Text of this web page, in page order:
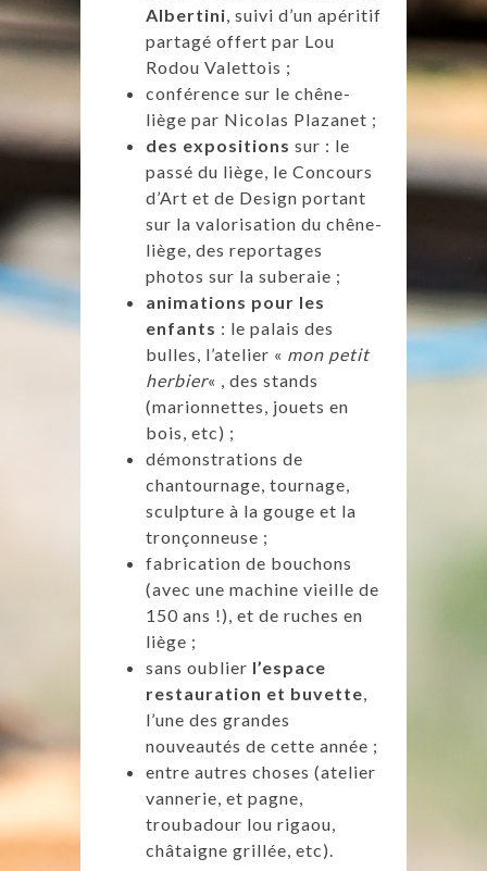
Albertini , suivi d’un apéritif
partagé offert par Lou
Rodou Valettois ;
conférence sur le chêne-
liège par Nicolas Plazanet ;
des expositions sur : le
passé du liège, le Concours
d’Art et de Design portant
sur la valorisation du chêne-
liège, des reportages
photos sur la suberaie ;
animations pour les
enfants : le palais des
bulles, l’atelier « mon petit
herbier« , des stands
(marionnettes, jouets en
bois, etc) ;
démonstrations de
chantournage, tournage,
sculpture à la gouge et la
tronçonneuse ;
fabrication de bouchons
(avec une machine vieille de
150 ans !), et de ruches en
liège ;
sans oublier l’espace
restauration et buvette
l’une des grandes
nouveautés de cette année ;
entre autres choses (atelier
vannerie, et pagne,
troubadour lou rigaou,
châtaigne grillée, etc).